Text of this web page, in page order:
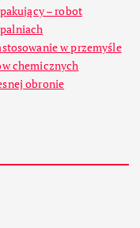
– robot
w przemyśle
chemicznych
obronie